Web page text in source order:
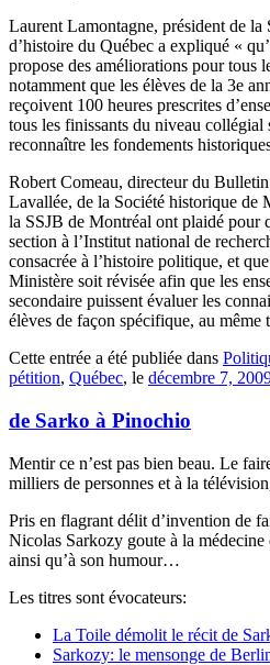
Laurent Lamontagne, président de la
d’histoire du Québec a expliqué «
propose des améliorations pour tous
notamment que les élèves de la 3e
reçoivent 100 heures prescrites
tous les finissants du niveau collégial
reconnaître les fondements
Robert Comeau, directeur du
Lavallée, de la Société historique de
la SSJB de Montréal ont plaidé pour
section à l’Institut national de
consacrée à l’histoire politique, et
Ministère soit révisée afin que les
secondaire puissent évaluer les
élèves de façon spécifique, au même
Cette entrée a été publiée dans
pétition, Québec, le décembre 7,
de Sarko à Pinochio
Mentir ce n’est pas bien beau. Le
milliers de personnes et à la
Pris en flagrant délit d’invention de
Nicolas Sarkozy goute à la
ainsi qu’à son humour…
Les titres sont évocateurs:
La Toile démolit le récit de
Sarkozy: le mensonge de